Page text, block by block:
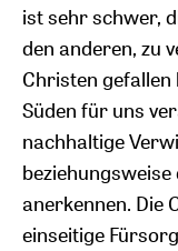
ist sehr schwer,
den anderen, zu
Christen gefallen
Süden für uns
nachhaltige
anerkennen. Die
einseitige